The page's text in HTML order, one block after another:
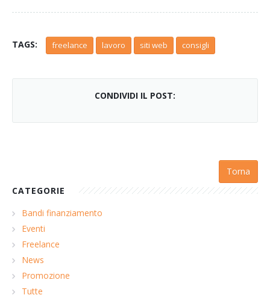
TAGS: freelance lavoro siti web consigli
CONDIVIDI IL POST:
Torna
CATEGORIE
Bandi finanziamento
Eventi
Freelance
News
Promozione
Tutte